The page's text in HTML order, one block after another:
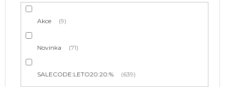
Akce 9
Novinka 71
SALECODE:LETO20:20:% 639